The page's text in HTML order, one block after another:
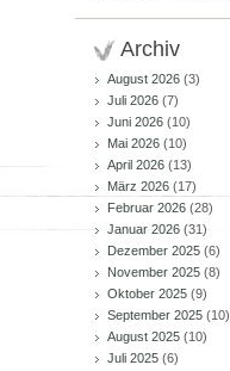
Archiv
August 2026 (3)
Juli 2026 (7)
Juni 2026 (10)
Mai 2026 (10)
April 2026 (13)
März 2026 (17)
Februar 2026 (28)
Januar 2026 (31)
Dezember 2025 (6)
November 2025 (8)
Oktober 2025 (9)
September 2025 (10)
August 2025 (10)
Juli 2025 (6)